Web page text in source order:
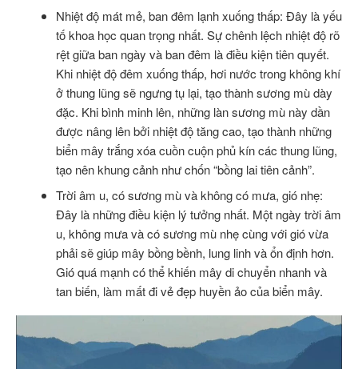
Nhiệt độ mát mẻ, ban đêm lạnh xuống thấp: Đây là yếu
tố khoa học quan trọng nhất. Sự chênh lệch nhiệt độ rõ
rệt giữa ban ngày và ban đêm là điều kiện tiên quyết.
Khi nhiệt độ đêm xuống thấp, hơi nước trong không khí
ở thung lũng sẽ ngưng tụ lại, tạo thành sương mù dày
đặc. Khi bình minh lên, những làn sương mù này dần
được nâng lên bởi nhiệt độ tăng cao, tạo thành những
biển mây trắng xóa cuồn cuộn phủ kín các thung lũng,
tạo nên khung cảnh như chốn “bồng lai tiên cảnh”.
Trời âm u, có sương mù và không có mưa, gió nhẹ:
Đây là những điều kiện lý tưởng nhất. Một ngày trời âm
u, không mưa và có sương mù nhẹ cùng với gió vừa
phải sẽ giúp mây bồng bềnh, lung linh và ổn định hơn.
Gió quá mạnh có thể khiến mây di chuyển nhanh và
tan biến, làm mất đi vẻ đẹp huyền ảo của biển mây.